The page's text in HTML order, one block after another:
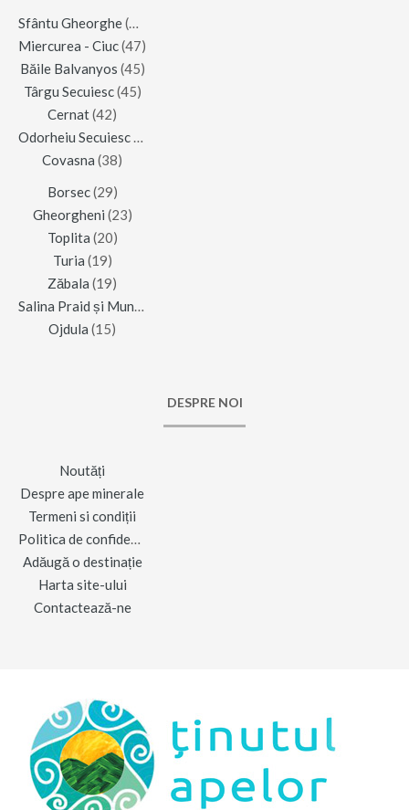
Sfântu Gheorghe(123)
Miercurea - Ciuc(47)
Băile Balvanyos (45)
Târgu Secuiesc(45)
Cernat(42)
Odorheiu Secuiesc
Covasna (38)
Borsec(29)
Gheorgheni (23)
Toplita (20)
Turia (19)
Zăbala (19)
Ojdula (15)
DESPRE NOI
Noutăți
Despre ape minerale
Termeni si condiții
Adăugă o destinație
Harta site-ului
Contactează-ne